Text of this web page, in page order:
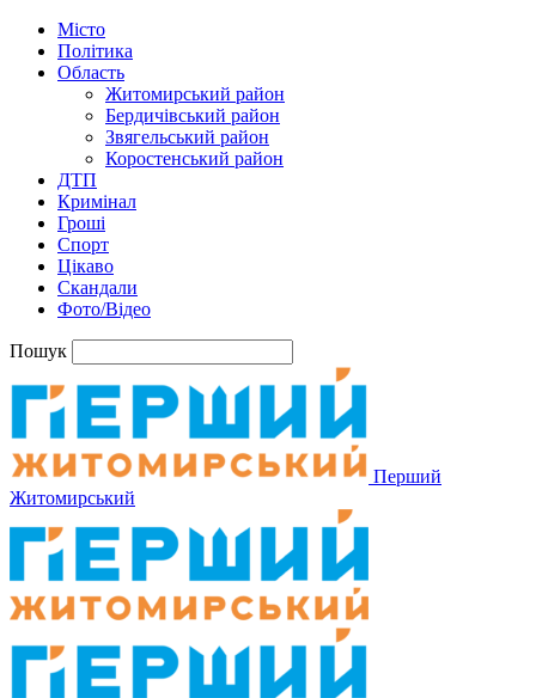
Місто
Політика
Область
Житомирський район
Бердичівський район
Звягельський район
Коростенський район
ДТП
Кримінал
Гроші
Спорт
Цікаво
Скандали
Фото/Відео
Пошук
Перший
Житомирський